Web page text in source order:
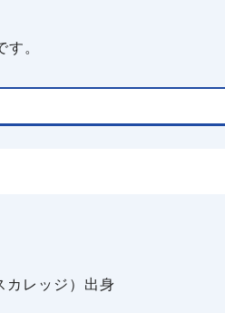
。
カレッジ）出身